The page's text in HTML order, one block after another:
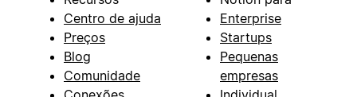
Centro de ajuda
Preços
Blog
Comunidade
Enterprise
Startups
Pequenas
empresas